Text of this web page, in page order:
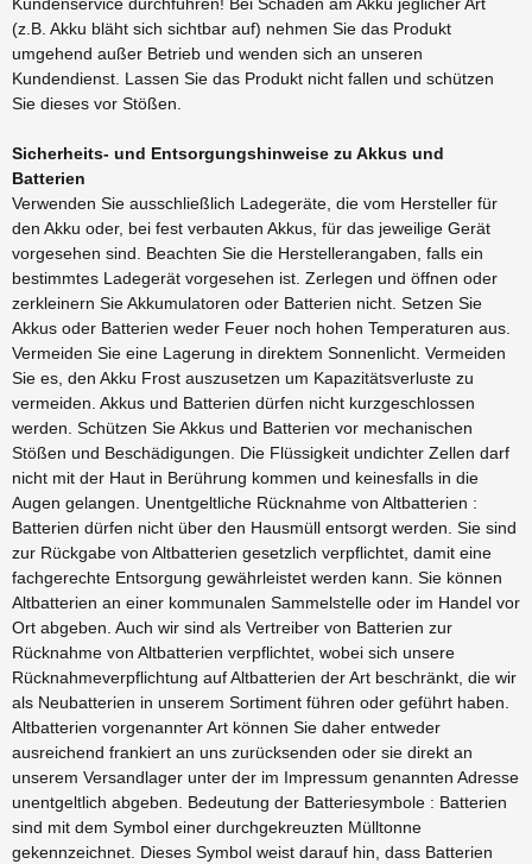
Kundenservice durchführen! Bei Schäden am Akku jeglicher Art
(z.B. Akku bläht sich sichtbar auf) nehmen Sie das Produkt
umgehend außer Betrieb und wenden sich an unseren
Kundendienst. Lassen Sie das Produkt nicht fallen und schützen
Sie dieses vor Stößen.
Sicherheits- und Entsorgungshinweise zu Akkus und
Batterien
Verwenden Sie ausschließlich Ladegeräte, die vom Hersteller für
den Akku oder, bei fest verbauten Akkus, für das jeweilige Gerät
vorgesehen sind. Beachten Sie die Herstellerangaben, falls ein
bestimmtes Ladegerät vorgesehen ist. Zerlegen und öffnen oder
zerkleinern Sie Akkumulatoren oder Batterien nicht. Setzen Sie
Akkus oder Batterien weder Feuer noch hohen Temperaturen aus.
Vermeiden Sie eine Lagerung in direktem Sonnenlicht. Vermeiden
Sie es, den Akku Frost auszusetzen um Kapazitätsverluste zu
vermeiden. Akkus und Batterien dürfen nicht kurzgeschlossen
werden. Schützen Sie Akkus und Batterien vor mechanischen
Stößen und Beschädigungen. Die Flüssigkeit undichter Zellen darf
nicht mit der Haut in Berührung kommen und keinesfalls in die
Augen gelangen. Unentgeltliche Rücknahme von Altbatterien :
Batterien dürfen nicht über den Hausmüll entsorgt werden. Sie sind
zur Rückgabe von Altbatterien gesetzlich verpflichtet, damit eine
fachgerechte Entsorgung gewährleistet werden kann. Sie können
Altbatterien an einer kommunalen Sammelstelle oder im Handel vor
Ort abgeben. Auch wir sind als Vertreiber von Batterien zur
Rücknahme von Altbatterien verpflichtet, wobei sich unsere
Rücknahmeverpflichtung auf Altbatterien der Art beschränkt, die wir
als Neubatterien in unserem Sortiment führen oder geführt haben.
Altbatterien vorgenannter Art können Sie daher entweder
ausreichend frankiert an uns zurücksenden oder sie direkt an
unserem Versandlager unter der im Impressum genannten Adresse
unentgeltlich abgeben. Bedeutung der Batteriesymbole : Batterien
sind mit dem Symbol einer durchgekreuzten Mülltonne
gekennzeichnet. Dieses Symbol weist darauf hin, dass Batterien